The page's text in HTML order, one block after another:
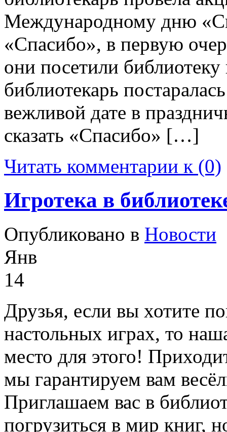
Международному дню
«Спасибо», в первую
они посетили
библиотекарь
вежливой дате в
сказать «Спасибо» […]
Читать комментарии к (0)
Игротека в
Опубликовано в Новости
Янв
14
Друзья, если вы хотите
настольных играх, то
место для этого!
мы гарантируем вам
Приглашаем вас в
погрузиться в мир книг,